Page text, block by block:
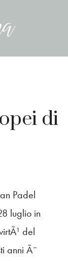
di
Padel
luglio in
del
anni Ã¨